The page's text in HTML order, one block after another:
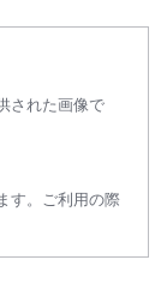
された画像で
す。ご利用の際